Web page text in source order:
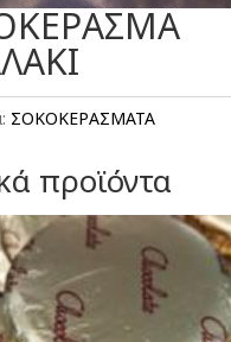
ΣΟΚΟΚΕΡΑΣΜΑΤΑ
προϊόντα